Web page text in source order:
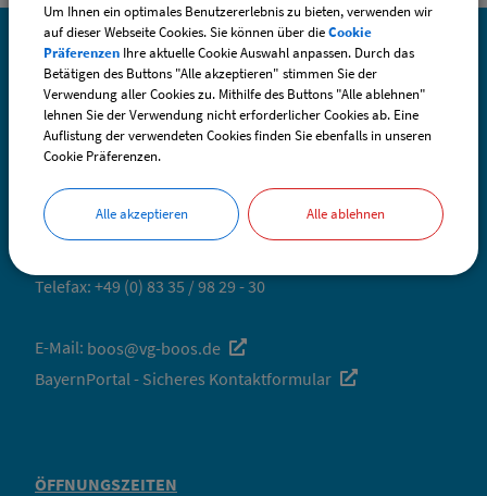
SO ERREICHEN SIE UNS
Gemeinde Boos
Fuggerstraße 3
87737 Boos
Telefax: +49 (0) 83 35 / 98 29 - 30
E-Mail: boos@vg-boos.de
BayernPortal - Sicheres Kontaktformular
ÖFFNUNGSZEITEN
Um Ihnen ein optimales Benutzererlebnis zu bieten, verwenden wir
auf dieser Webseite Cookies. Sie können über dieCookie
Präferenzen Ihre aktuelle Cookie Auswahl anpassen. Durch das
Betätigen des Buttons "Alle akzeptieren" stimmen Sie der
Verwendung aller Cookies zu. Mithilfe des Buttons "Alle ablehnen"
lehnen Sie der Verwendung nicht erforderlicher Cookies ab. Eine
Auflistung der verwendeten Cookies finden Sie ebenfalls in unseren
Cookie Präferenzen.
Alle akzeptieren Alle ablehnen